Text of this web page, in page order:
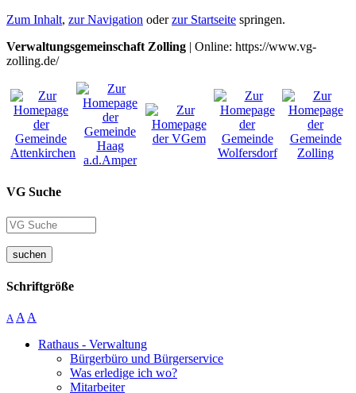
Zum Inhalt, zur Navigation oderzur Startseite springen.
Verwaltungsgemeinschaft Zolling | Online: https://www.vg-
zolling.de/
VG Suche
suchen
Schriftgröße
A A A
Rathaus - Verwaltung
Bürgerbüro und Bürgerservice
Was erledige ich wo?
Mitarbeiter